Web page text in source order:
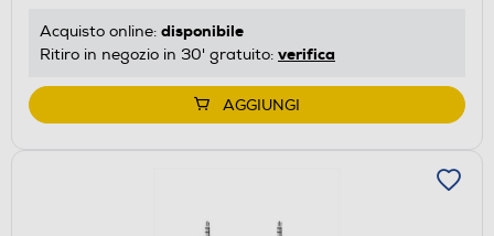
Acquisto online: disponibile
Ritiro in negozio in 30' gratuito: verifica
AGGIUNGI